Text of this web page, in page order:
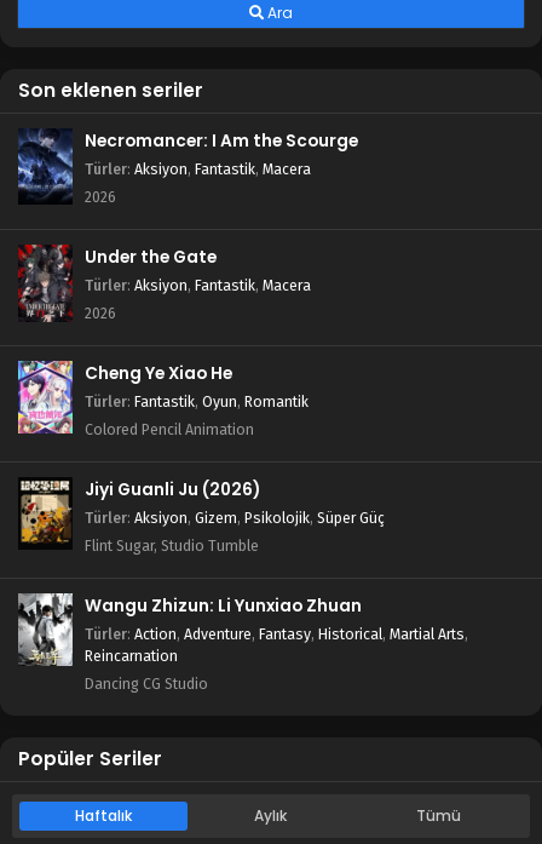
Ara
Son eklenen seriler
Necromancer: I Am the Scourge
Türler: Aksiyon, Fantastik, Macera
2026
Under the Gate
Türler: Aksiyon, Fantastik, Macera
2026
Cheng Ye Xiao He
Türler: Fantastik, Oyun, Romantik
Colored Pencil Animation
Jiyi Guanli Ju (2026)
Türler: Aksiyon, Gizem, Psikolojik, Süper Güç
Flint Sugar, Studio Tumble
Wangu Zhizun: Li Yunxiao Zhuan
Türler: Action, Adventure, Fantasy, Historical, Martial Arts,
Reincarnation
Dancing CG Studio
Popüler Seriler
Haftalık Aylık Tümü